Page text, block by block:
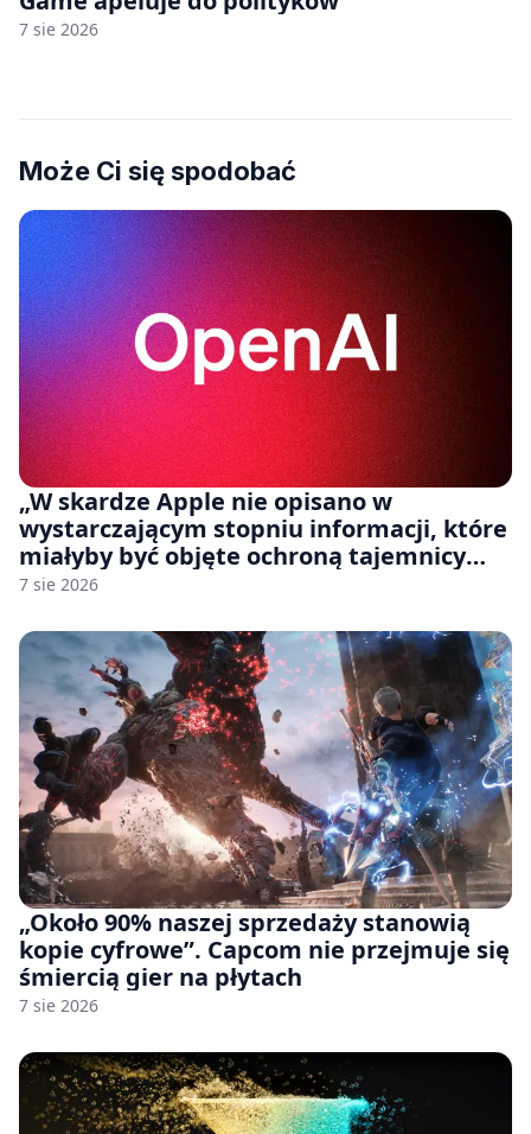
7 sie 2026
Może Ci się spodobać
„W skardze Apple nie opisano w
wystarczającym stopniu informacji, które
miałyby być objęte ochroną tajemnicy
handlowej”. OpenAI żąda odrzucenia
7 sie 2026
„Około 90% naszej sprzedaży stanowią
kopie cyfrowe”. Capcom nie przejmuje się
śmiercią gier na płytach
7 sie 2026